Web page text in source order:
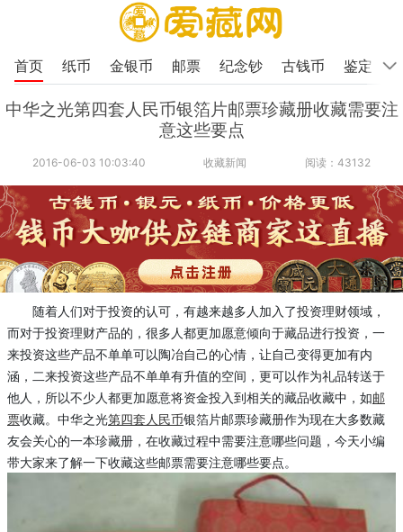
首页 纸币 金银币 邮票 纪念钞 古钱币 鉴定
中华之光第四套人民币银箔片邮票珍藏册收藏需要注
意这些要点
2016-06-03 10:03:40 收藏新闻 阅读：43132
随着人们对于投资的认可，有越来越多人加入了投资理财领域，
而对于投资理财产品的，很多人都更加愿意倾向于藏品进行投资，一
来投资这些产品不单单可以陶冶自己的心情，让自己变得更加有内
涵，二来投资这些产品不单单有升值的空间，更可以作为礼品转送于
他人，所以不少人都更加愿意将资金投入到相关的藏品收藏中，如邮
票收藏。中华之光第四套人民币银箔片邮票珍藏册作为现在大多数藏
友会关心的一本珍藏册，在收藏过程中需要注意哪些问题，今天小编
带大家来了解一下收藏这些邮票需要注意哪些要点。